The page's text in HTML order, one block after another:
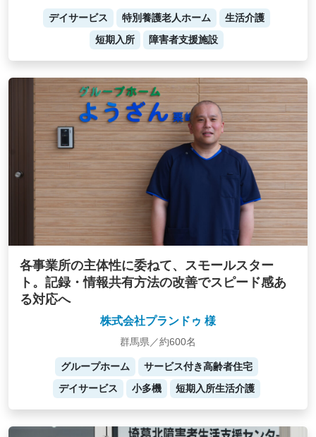
デイサービス 特別養護老人ホーム
生活介護
短期入所
障害者支援施設
各事業所の主体性に委ねて、スモールスター
ト。記録・情報共有方法の改善でスピード感あ
る対応へ
株式会社プランドゥ 様
群馬県／約600名
グループホーム
サービス付き高齢者住宅
デイサービス
小多機 短期入所生活介護